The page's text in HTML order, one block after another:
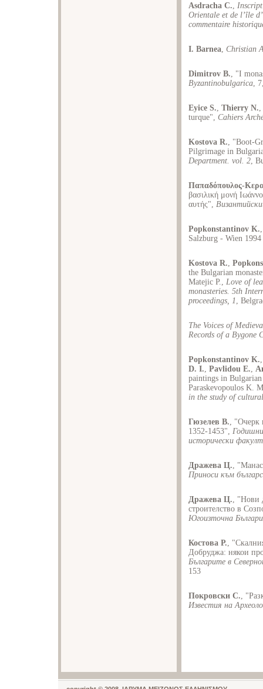
Asdracha C.,
Orientale et de l’île
commentaire
I. Barnea, Christian
Dimitrov B., "I
Byzantinobulgarica,
Eyice S., Thierry N.,
turque", Cahiers
Kostova R., "Boot-
Pilgrimage in
Department. vol. 2,
Παπαδόπουλος-
βασιλική μονή
αυτής",
Popkonstantinov K.
Salzburg - Wien 1994
Kostova R.,
the Bulgarian
Matejic P., Love of
monasteries. 5th
proceedings, 1,
The Voices of
Records of a Bygone
Popkonstantinov K.
D. I., Pavlidou E.,
paintings in Bulgarian
Paraskevopoulos K.
in the study of
Гюзелев В., "Очерк
1352-1453",
исторически
Дражева Ц.,
Приноси към
Дражева Ц., "Нови
строителство в
Югоизточна
Костова Р.,
Добруджа: някои
Българите в
153
Покровски С.,
Известия на